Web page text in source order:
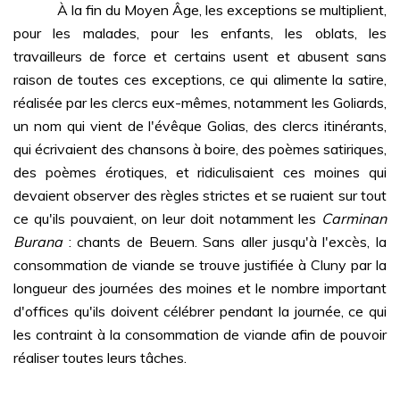
À la fin du Moyen Âge, les exceptions se multiplient,
pour les malades, pour les enfants, les oblats, les
travailleurs de force et certains usent et abusent sans
raison de toutes ces exceptions, ce qui alimente la satire,
réalisée par les clercs eux-mêmes, notamment les Goliards,
un nom qui vient de l'évêque Golias, des clercs itinérants,
qui écrivaient des chansons à boire, des poèmes satiriques,
des poèmes érotiques, et ridiculisaient ces moines qui
devaient observer des règles strictes et se ruaient sur tout
ce qu'ils pouvaient, on leur doit notamment les Carminan
Burana: chants de Beuern. Sans aller jusqu'à l'excès, la
consommation de viande se trouve justifiée à Cluny par la
longueur des journées des moines et le nombre important
d'offices qu'ils doivent célébrer pendant la journée, ce qui
les contraint à la consommation de viande afin de pouvoir
réaliser toutes leurs tâches.